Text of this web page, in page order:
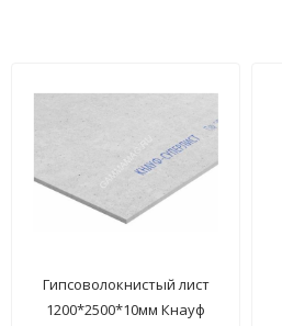
Гипсоволокнистый лист
1200*2500*10мм Кнауф